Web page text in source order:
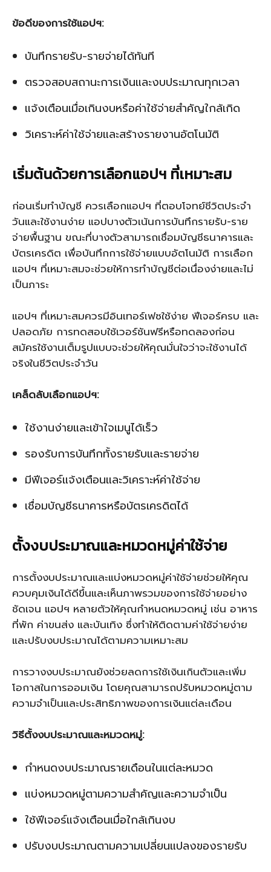
ข้อดีของการใช้แอปฯ:
บันทึกรายรับ-รายจ่ายได้ทันที
ตรวจสอบสถานะการเงินและงบประมาณทุกเวลา
แจ้งเตือนเมื่อเกินงบหรือค่าใช้จ่ายสำคัญใกล้เกิด
วิเคราะห์ค่าใช้จ่ายและสร้างรายงานอัตโนมัติ
เริ่มต้นด้วยการเลือกแอปฯ ที่เหมาะสม
ก่อนเริ่มทำบัญชี ควรเลือกแอปฯ ที่ตอบโจทย์ชีวิตประจำ
วันและใช้งานง่าย แอปบางตัวเน้นการบันทึกรายรับ-ราย
จ่ายพื้นฐาน ขณะที่บางตัวสามารถเชื่อมบัญชีธนาคารและ
บัตรเครดิต เพื่อบันทึกการใช้จ่ายแบบอัตโนมัติ การเลือก
แอปฯ ที่เหมาะสมจะช่วยให้การทำบัญชีต่อเนื่องง่ายและไม่
เป็นภาระ
แอปฯ ที่เหมาะสมควรมีอินเทอร์เฟซใช้ง่าย ฟีเจอร์ครบ และ
ปลอดภัย การทดสอบใช้เวอร์ชันฟรีหรือทดลองก่อน
สมัครใช้งานเต็มรูปแบบจะช่วยให้คุณมั่นใจว่าจะใช้งานได้
จริงในชีวิตประจำวัน
เคล็ดลับเลือกแอปฯ:
ใช้งานง่ายและเข้าใจเมนูได้เร็ว
รองรับการบันทึกทั้งรายรับและรายจ่าย
มีฟีเจอร์แจ้งเตือนและวิเคราะห์ค่าใช้จ่าย
เชื่อมบัญชีธนาคารหรือบัตรเครดิตได้
ตั้งงบประมาณและหมวดหมู่ค่าใช้จ่าย
การตั้งงบประมาณและแบ่งหมวดหมู่ค่าใช้จ่ายช่วยให้คุณ
ควบคุมเงินได้ดีขึ้นและเห็นภาพรวมของการใช้จ่ายอย่าง
ชัดเจน แอปฯ หลายตัวให้คุณกำหนดหมวดหมู่ เช่น อาหาร
ที่พัก ค่าขนส่ง และบันเทิง ซึ่งทำให้ติดตามค่าใช้จ่ายง่าย
และปรับงบประมาณได้ตามความเหมาะสม
การวางงบประมาณยังช่วยลดการใช้เงินเกินตัวและเพิ่ม
โอกาสในการออมเงิน โดยคุณสามารถปรับหมวดหมู่ตาม
ความจำเป็นและประสิทธิภาพของการเงินแต่ละเดือน
วิธีตั้งงบประมาณและหมวดหมู่:
กำหนดงบประมาณรายเดือนในแต่ละหมวด
แบ่งหมวดหมู่ตามความสำคัญและความจำเป็น
ใช้ฟีเจอร์แจ้งเตือนเมื่อใกล้เกินงบ
ปรับงบประมาณตามความเปลี่ยนแปลงของรายรับ